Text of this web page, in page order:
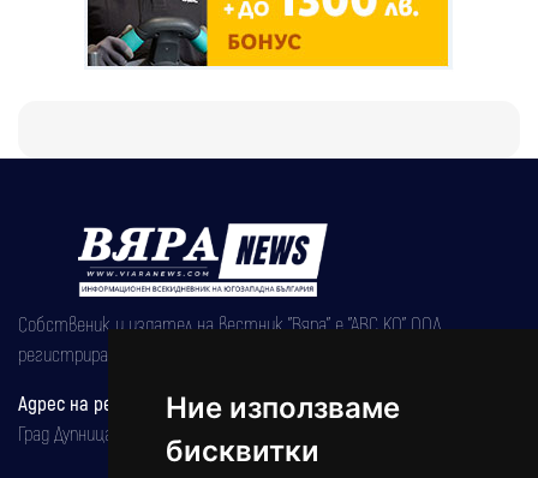
Ние използваме
бисквитки
Собственик и издател на вестник "Вяра" е "АВС КО" ООД,
регистрирана на 08.05.2002 година.
Адрес на редакцията
Град Дупница, ул.''Христо Ботев" 43